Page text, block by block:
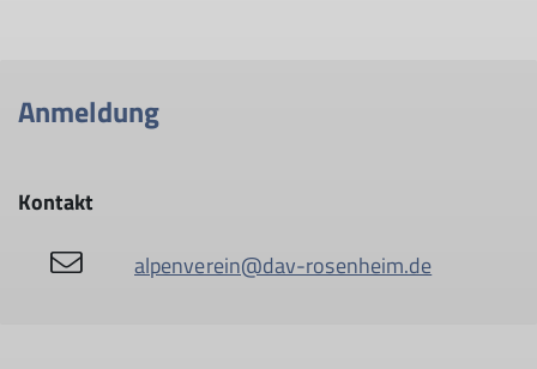
Anmeldung
Kontakt
alpenverein@dav-rosenheim.de